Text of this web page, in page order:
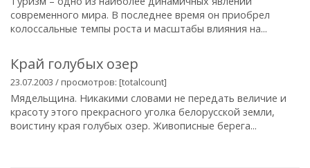
современного мира. В последнее время он приобрел
колоссальные темпы роста и масштабы влияния на...
Край голубых озер
23.07.2003 / просмотров: [totalcount]
Мядельщина. Никакими словами не передать величие и
красоту этого прекрасного уголка белорусской земли,
воистину края голубых озер. Живописные берега...